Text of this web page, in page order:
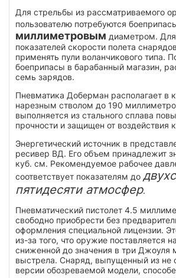
Для стрельбы из рассматриваемого
пользователю потребуются
миллиметровым диаметром.
показателей скорости полета
применять пули воланчикового типа.
боеприпасы в барабанный магазин,
семь зарядов.
Пневматика Доберман располагает в
нарезным стволом до 190
выполняется из стального сплава
прочности и защищен от воздействия
Энергетический источник в
ресивер ВД. Его объем принадлежит
куб. см. Рекомендуемое рабочее
соответствует показателям до
пятидесяти атмосфер.
Пневматический пистолет 4.5
свободно приобрести без
оформления специальной лицензии.
из-за того, что оружие поставляется
сниженной до значения в три Джоуля
выстрела. Снаряд, выпущенный из не
версии обозреваемой модели,